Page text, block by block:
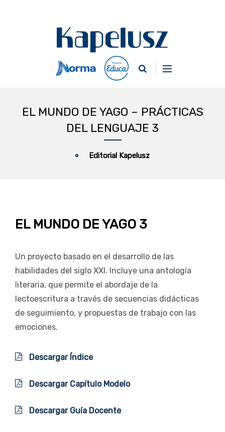
EL MUNDO DE YAGO – PRÁCTICAS
DEL LENGUAJE 3
Editorial Kapelusz
EL MUNDO DE YAGO 3
Un proyecto basado en el desarrollo de las
habilidades del siglo XXI. Incluye una antología
literaria, que permite el abordaje de la
lectoescritura a través de secuencias didácticas
de seguimiento, y propuestas de trabajo con las
emociones.
Descargar Índice
Descargar Capítulo Modelo
Descargar Guía Docente